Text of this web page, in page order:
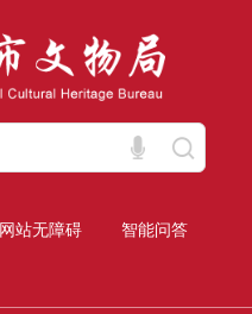
网站无障碍 智能问答